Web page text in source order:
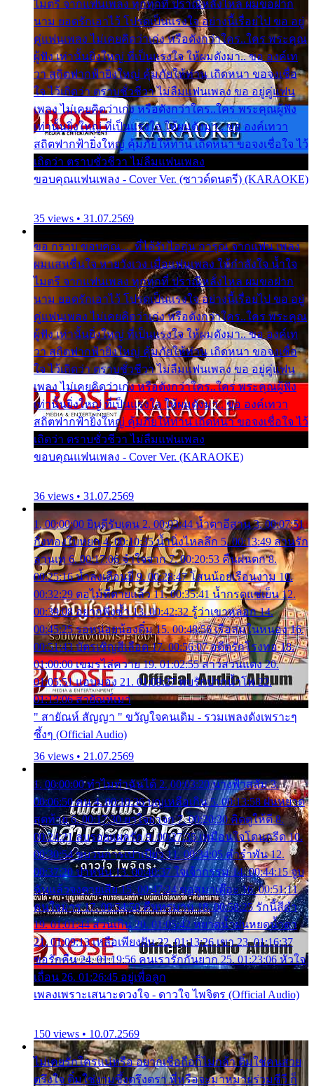
ไมตรี จากแฟนเพลง ทุกทุกที่ ปราณีหลั่งไหล ผมขอฝาก
นาม ยอดรักเอาไว้ โปรดเป็นแรงใจ อย่างนี้เรื่อยไป ขอ อยู่
คู่แฟนเพลง ไม่เคยคิดว่าเก่ง หรือดังกว่าใคร..ใคร พระคุณ
ผู้ฟัง เท่านั้นยิ่งใหญ่ ที่เป็นแรงใจ ให้ผมดังมา.. ขอ องค์เท
วา สถิตฟากฟ้ายิ่งใหญ่ คุ้มภัยให้ท่าน เถิดหนา ขอจงเชื่อ
ใจ ไว้เถิดว่า ตราบชั่วชีวา ไม่ลืมแฟนเพลง ขอ อยู่คู่แฟน
เพลง ไม่เคยคิดว่าเก่ง หรือดังกว่าใคร..ใคร พระคุณผู้ฟัง
เท่านั้นยิ่งใหญ่ ที่เป็นแรงใจ ให้ผมดังมา.. ขอ องค์เทวา
สถิตฟากฟ้ายิ่งใหญ่ คุ้มภัยให้ท่าน เถิดหนา ขอจงเชื่อใจ ไว้
เถิดว่า ตราบชั่วชีวา ไม่ลืมแฟนเพลง
ขอบคุณแฟนเพลง - Cover Ver. (ซาวด์ดนตรี) (KARAOKE)
35 views • 31.07.2569
ขอ กราบ ขอบคุณ.... ที่ได้รับไออุ่น การุณ จากแฟน เพลง
ผมแสนชื่นใจ หายวังเวง เมื่อแฟนเพลง ให้กำลังใจ น้ำใจ
ไมตรี จากแฟนเพลง ทุกทุกที่ ปราณีหลั่งไหล ผมขอฝาก
นาม ยอดรักเอาไว้ โปรดเป็นแรงใจ อย่างนี้เรื่อยไป ขอ อยู่
คู่แฟนเพลง ไม่เคยคิดว่าเก่ง หรือดังกว่าใคร..ใคร พระคุณ
ผู้ฟัง เท่านั้นยิ่งใหญ่ ที่เป็นแรงใจ ให้ผมดังมา.. ขอ องค์เท
วา สถิตฟากฟ้ายิ่งใหญ่ คุ้มภัยให้ท่าน เถิดหนา ขอจงเชื่อ
ใจ ไว้เถิดว่า ตราบชั่วชีวา ไม่ลืมแฟนเพลง ขอ อยู่คู่แฟน
เพลง ไม่เคยคิดว่าเก่ง หรือดังกว่าใคร..ใคร พระคุณผู้ฟัง
เท่านั้นยิ่งใหญ่ ที่เป็นแรงใจ ให้ผมดังมา.. ขอ องค์เทวา
สถิตฟากฟ้ายิ่งใหญ่ คุ้มภัยให้ท่าน เถิดหนา ขอจงเชื่อใจ ไว้
เถิดว่า ตราบชั่วชีวา ไม่ลืมแฟนเพลง
ขอบคุณแฟนเพลง - Cover Ver. (KARAOKE)
36 views • 31.07.2569
1. 00:00:00 ยินดีรับเดน 2. 00:03:44 น้ำตาอีสาน 3. 00:07:51
กิ่งทองใบหยก 4. 00:10:35 น้ำนิ่งไหลลึก 5. 00:13:49 ลานรัก
ลานเท 6. 00:17:06 จำใจจาก 7. 00:20:53 คืนฝนตก 8.
00:25:16 น้ำลงเดือนยี่ 9. 00:28:47 โสนน้อยเรือนงาม 10.
00:32:29 ตอไม้ที่ตายแล้ว 11. 00:35:41 น้ำกรดแช่เย็น 12.
00:39:08 อยากฟังซ้ำ 13. 00:42:32 รู้ว่าเขาหลอก 14.
00:45:25 รอหน่อยน้องติ๋ม 15. 00:48:56 เรือล่มในหนอง 16.
00:51:43 บัตรเชิญสีเลือด 17. 00:56:07 อดีตรักโรงทอ 18.
01:00:00 เขมรไล่ควาย 19. 01:02:55 สาวสวนแตง 20.
01:05:51 แอบมอง 21. 01:09:27 พบรักปากน้ำโพ 22.
01:13:06 สายัณห์เมา
" สายัณห์ สัญญา " ขวัญใจคนเดิม - รวมเพลงดังเพราะๆ
ซึ้งๆ (Official Audio)
36 views • 21.07.2569
1. 00:00:00 ทำไมทำฉันได้ 2. 00:03:20 นางฟ้าสลัม 3.
00:06:50 คน 4. 00:10:36 บุญเหลือเกิน 5. 00:13:58 ฝนหยาด
สุดท้าย 6. 00:17:30 ยาใจยาจก 7. 00:20:30 คิดดูให้ดี 8.
00:24:21 ลบรอยแผลรัก 9. 00:27:35 เหมือนใจโดนกรีด 10.
00:30:54 ขบวนการเปาเปียว 11. 00:34:05 คำรำพัน 12.
00:37:20 ปาหนัน 13. 00:40:37 ใจเจ้ากรรม 14. 00:44:15 จูบ
ฉันแล้วจงตายเสีย 15. 00:47:24 ขอสูมาเต๊อะ 16. 00:51:11
คนใจมาร 17. 00:54:50 คืนทรมาน 18. 00:58:25 รักนี้สีดำ
19. 01:01:44 ส่วนเกิน 20. 01:05:42 หยาดน้ำฝนหยดน้ำตา
21. 01:09:13 เหลือเพียงฝัน 22. 01:13:26 เขา 23. 01:16:37
ขอรักคืน 24. 01:19:56 คนเรารักกันยาก 25. 01:23:06 หัวใจ
เถื่อน 26. 01:26:45 อยู่เพื่อลูก
เพลงเพราะเสนาะดวงใจ - ดาวใจ ไพจิตร (Official Audio)
150 views • 10.07.2569
ไม่เคยรักใครแน่หรือ อยากเชื่อถือก็ไม่กล้า ติ๋มใช่คนสวย
ตรึงใจ ติ๋มใช่งามซึ้งตรึงตรา พี่หรือจะมาหมายร่วมชีวี ก็